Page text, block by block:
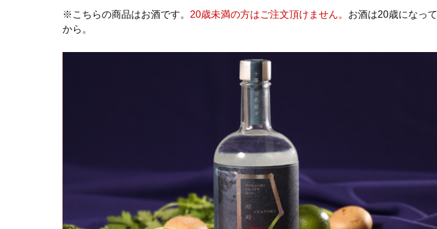
※こちらの商品はお酒です。 20歳未満の方はご注文頂けません。 お酒は20歳になって
から。